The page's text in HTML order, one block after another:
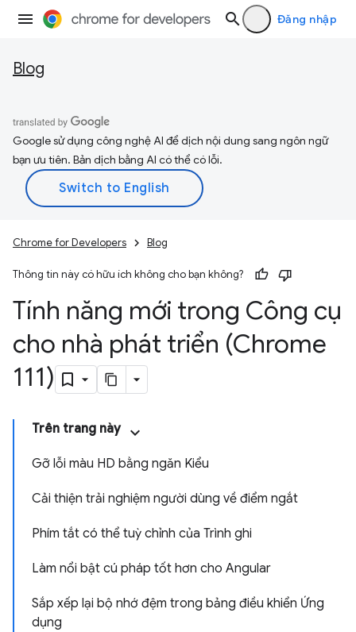
Đăng nhập
Blog
Google sử dụng công nghệ AI để dịch nội dung sang ngôn ngữ
bạn ưu tiên. Bản dịch bằng AI có thể có lỗi.
Chrome for Developers Blog
Thông tin này có hữu ích không cho bạn không?
Tính năng mới trong Công cụ
cho nhà phát triển (Chrome
111)
Trên trang này
Gỡ lỗi màu HD bằng ngăn Kiểu
Cải thiện trải nghiệm người dùng về điểm ngắt
Phím tắt có thể tuỳ chỉnh của Trình ghi
Làm nổi bật cú pháp tốt hơn cho Angular
Sắp xếp lại bộ nhớ đệm trong bảng điều khiển Ứng
dụng